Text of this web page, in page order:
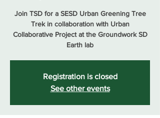
Join TSD for a SESD Urban Greening Tree
Trek in collaboration with Urban
Collaborative Project at the Groundwork SD
Earth lab
Registration is closed
See other events